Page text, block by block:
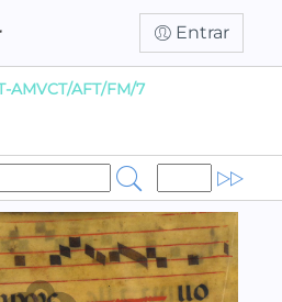
Entrar
AMVCT/AFT/FM/7